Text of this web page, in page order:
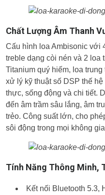
Chất Lượng Âm Thanh
Cấu hình loa Ambisonic với
treble dạng còi nén và 2 loa
Titanium quý hiếm, loa
xử lý kỹ thuật số DSP thế
thực, sống động và chi tiết.
đến âm trầm sâu lắng, âm
trẻo. Công suất lớn, cho
sôi động trong mọi không
Tính Năng Thông Minh,
Kết nối Bluetooth 5.3,